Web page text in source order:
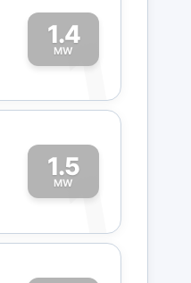
1.4
MW
1
1.5
MW
1